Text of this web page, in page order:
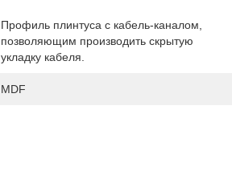
Профиль плинтуса с кабель-каналом,
позволяющим производить скрытую
укладку кабеля.
MDF